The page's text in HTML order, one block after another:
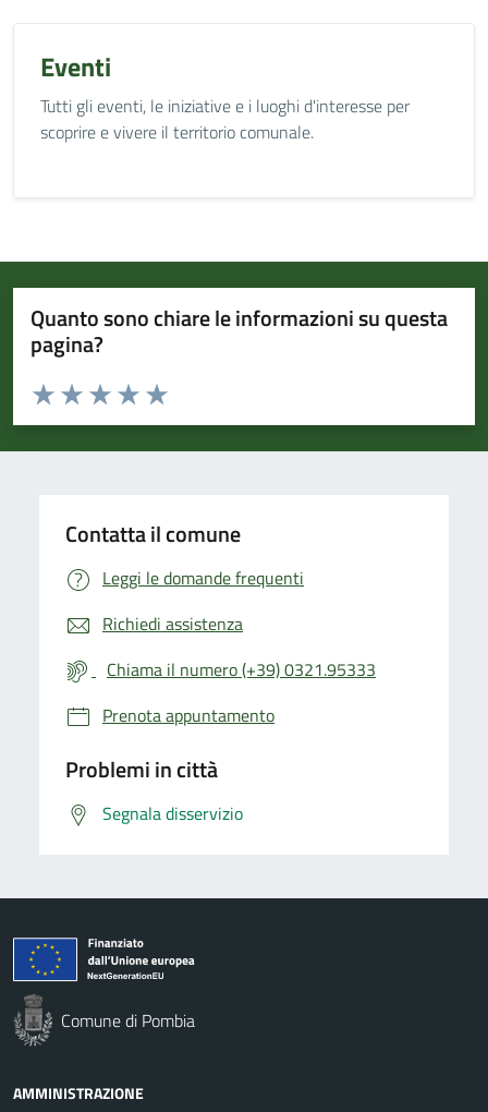
Eventi
Tutti gli eventi, le iniziative e i luoghi d'interesse per
scoprire e vivere il territorio comunale.
Quanto sono chiare le informazioni su questa
pagina?
Valuta da 1 a 5 stelle la pagina
Valuta 5 stelle su 5
Valuta 4 stelle su 5
Valuta 3 stelle su 5
Valuta 2 stelle su 5
Valuta 1 stelle su 5
Contatta il comune
Leggi le domande frequenti
Richiedi assistenza
Chiama il numero (+39) 0321.95333
Prenota appuntamento
Problemi in città
Segnala disservizio
Comune di Pombia
AMMINISTRAZIONE